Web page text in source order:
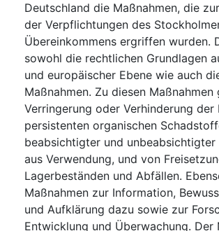
Deutschland die Maßnahmen, die
der Verpflichtungen des
Übereinkommens⁠ ergriffen wurden.
sowohl die rechtlichen Grundlagen
und europäischer Ebene wie auch
Maßnahmen. Zu diesen
Verringerung oder Verhinderung der
persistenten organischen
beabsichtigter und
aus Verwendung, und von
Lagerbeständen und Abfällen.
Maßnahmen zur Information,
und Aufklärung dazu sowie zur
Entwicklung und Überwachung. Der